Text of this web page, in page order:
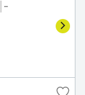
－